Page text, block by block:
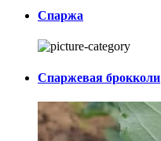
Спаржа
Спаржевая брокколи